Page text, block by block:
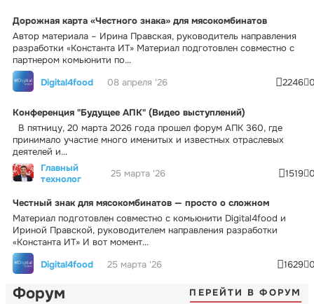
Дорожная карта «Честного знака» для мясокомбинатов
Автор материала – Ирина Правская, руководитель направления
разработки «Константа ИТ» Материал подготовлен совместно с
партнером комьюнити по...
Digital4food
08 апреля '26 2246
Конференция "Будущее АПК" (Видео выступлений)
В пятницу, 20 марта 2026 года прошел форум АПК 360, где
принимало участие много именитых и известных отраслевых
деятелей и...
Главный
технолог
25 марта '26 1519
Честный знак для мясокомбинатов — просто о сложном
Материал подготовлен совместно с комьюнити Digital4food и
Ириной Правской, руководителем направления разработки
«Константа ИТ» И вот момент...
Digital4food
25 марта '26 1629
Форум ПЕРЕЙТИ В ФОРУМ